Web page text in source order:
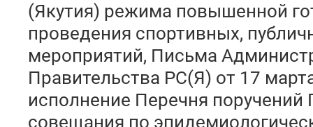
(Якутия) режима повышенной
проведения спортивных,
мероприятий, Письма
Правительства РС(Я) от 17
исполнение Перечня
совещания по